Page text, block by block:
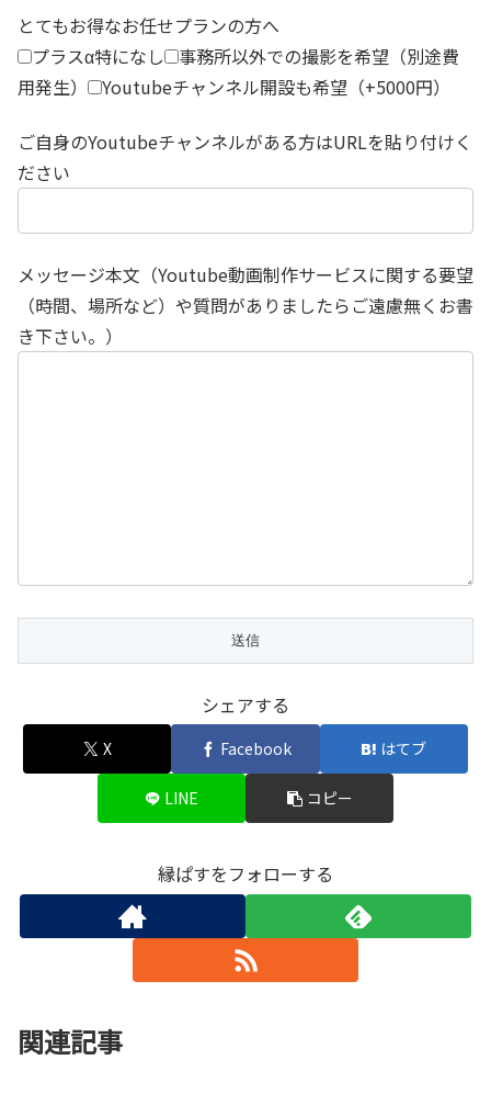
とてもお得なお任せプランの方へ
プラスα特になし
事務所以外での撮影を希望（別途費
用発生）
Youtubeチャンネル開設も希望（+5000円）
ご自身のYoutubeチャンネルがある方はURLを貼り付けく
ださい
メッセージ本文（Youtube動画制作サービスに関する要望
（時間、場所など）や質問がありましたらご遠慮無くお書
き下さい。）
シェアする
X Facebook はてブ
LINE コピー
縁ぱすをフォローする
関連記事